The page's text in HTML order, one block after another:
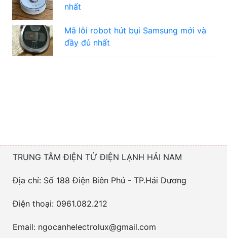
nhất
Mã lỗi robot hút bụi Samsung mới và
đầy đủ nhất
TRUNG TÂM ĐIỆN TỬ ĐIỆN LẠNH HẢI NAM
Địa chỉ: Số 188 Điện Biên Phủ - TP.Hải Dương
Điện thoại: 0961.082.212
Email: ngocanhelectrolux@gmail.com